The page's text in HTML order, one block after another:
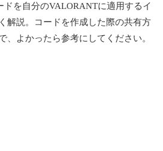
を自分のVALORANTに適用するイ
解説。コードを作成した際の共有方
、よかったら参考にしてください。